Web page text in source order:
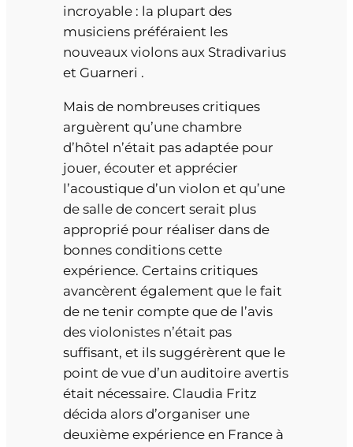
incroyable : la plupart des
musiciens préféraient les
nouveaux violons aux Stradivarius
et Guarneri .
Mais de nombreuses critiques
arguèrent qu’une chambre
d’hôtel n’était pas adaptée pour
jouer, écouter et apprécier
l’acoustique d’un violon et qu’une
de salle de concert serait plus
approprié pour réaliser dans de
bonnes conditions cette
expérience. Certains critiques
avancèrent également que le fait
de ne tenir compte que de l’avis
des violonistes n’était pas
suffisant, et ils suggérèrent que le
point de vue d’un auditoire avertis
était nécessaire. Claudia Fritz
décida alors d’organiser une
deuxième expérience en France à